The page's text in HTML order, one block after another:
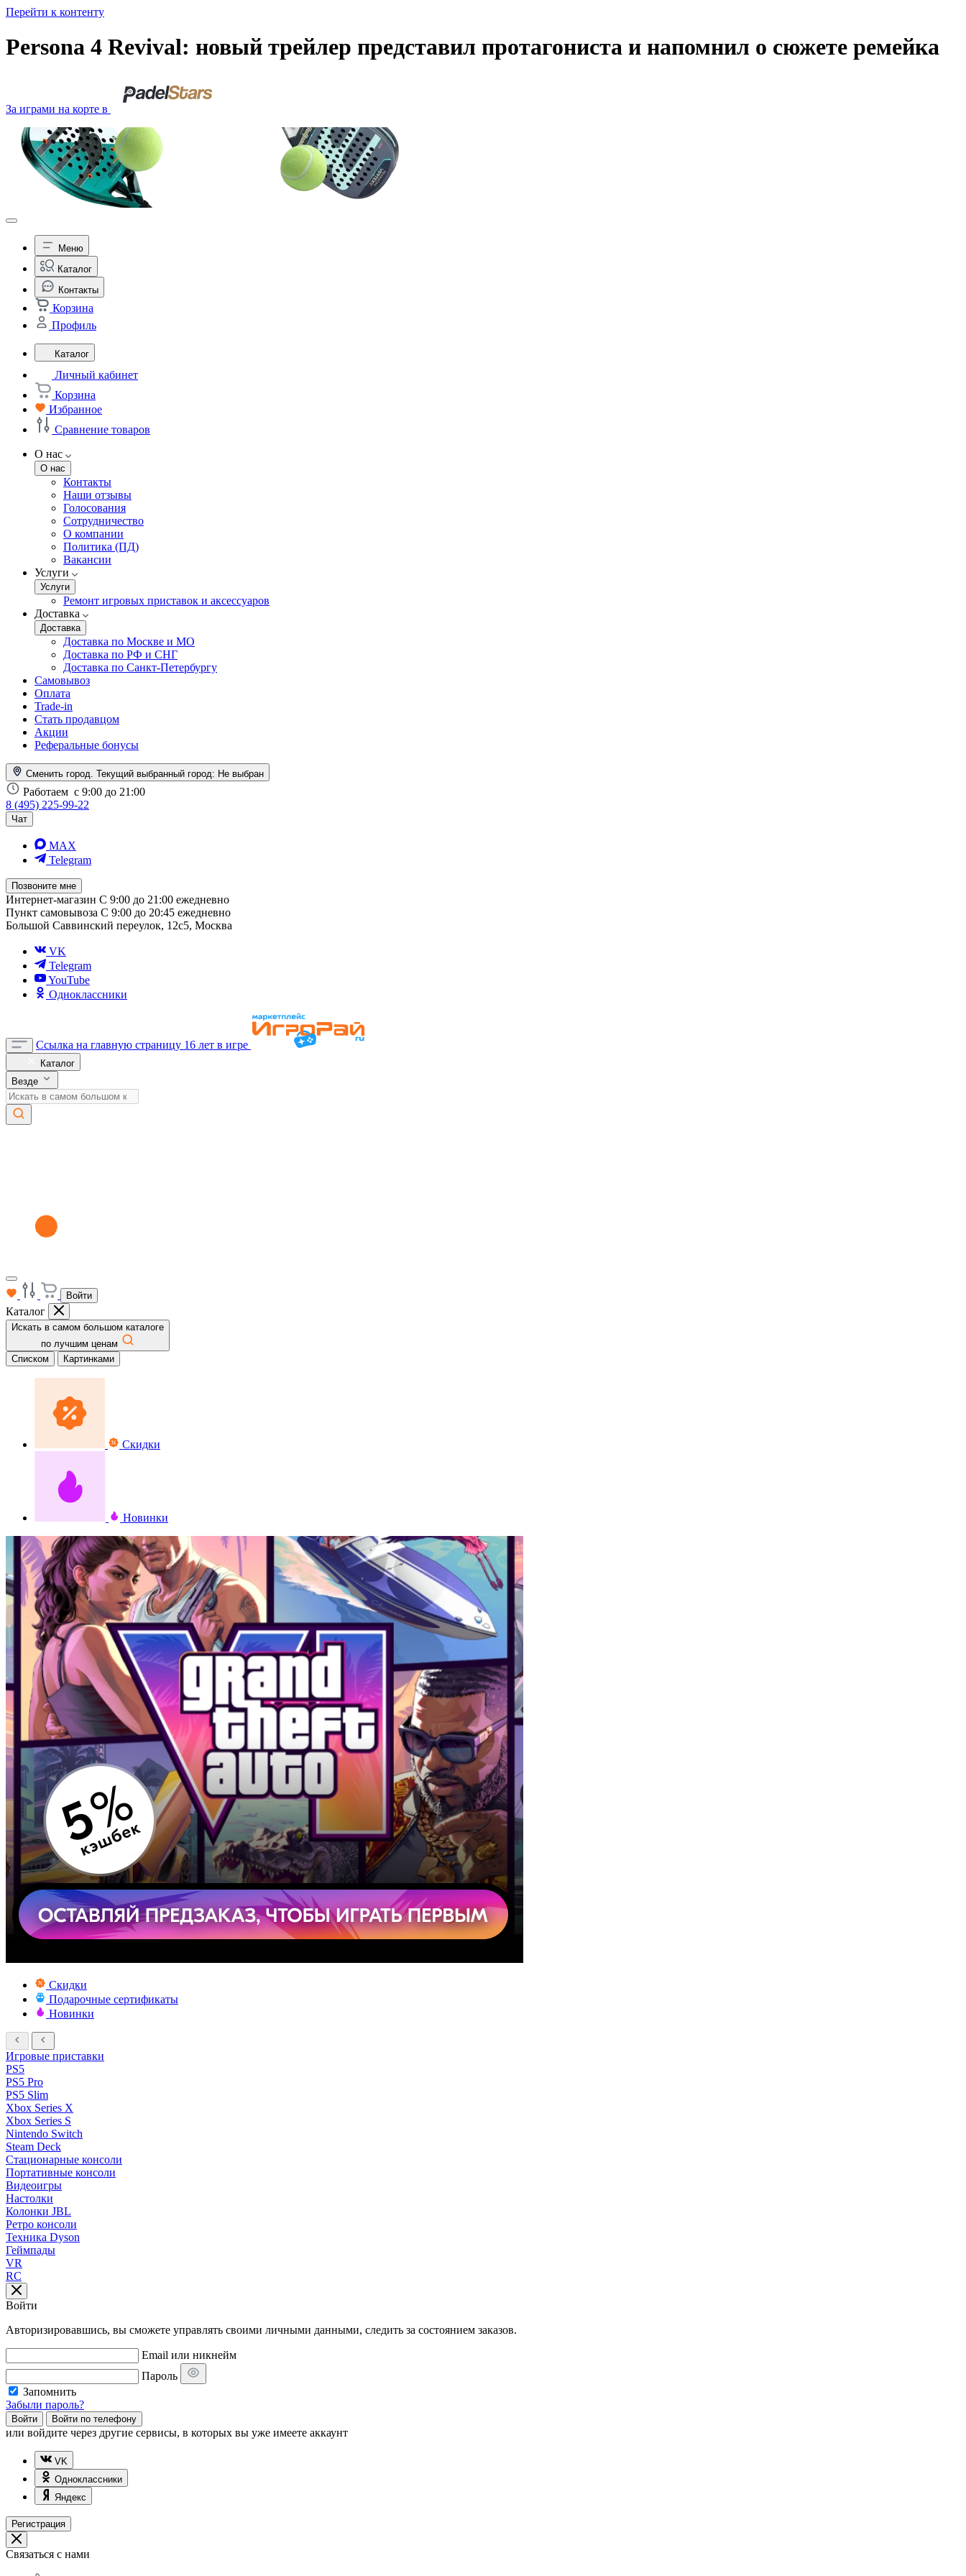
Перейти к контенту
Persona 4 Revival: новый трейлер представил протагониста и напомнил о сюжете ремейка
За играми на корте в
Меню
Каталог
Контакты
Корзина
Профиль
Каталог
Личный кабинет
Корзина
Избранное
Сравнение товаров
О нас
О нас
Контакты
Наши отзывы
Голосования
Сотрудничество
О компании
Политика (ПД)
Вакансии
Услуги
Услуги
Ремонт игровых приставок и аксессуаров
Доставка
Доставка
Доставка по Москве и МО
Доставка по РФ и СНГ
Доставка по Санкт-Петербургу
Самовывоз
Оплата
Trade-in
Стать продавцом
Акции
Реферальные бонусы
Сменить город. Текущий выбранный город: Не выбран
Работаем с 9:00 до 21:00
8 (495) 225-99-22
Чат
MAX
Telegram
Позвоните мне
Интернет-магазин С 9:00 до 21:00 ежедневно
Пункт самовывоза С 9:00 до 20:45 ежедневно
Большой Саввинский переулок, 12с5, Москва
VK
Telegram
YouTube
Одноклассники
Ссылка на главную страницу 16 лет в игре
Каталог
Везде
Войти
Каталог
Искать в самом большом каталоге
по лучшим ценам
Списком
Картинками
Скидки
Новинки
Скидки
Подарочные сертификаты
Новинки
Игровые приставки
PS5
PS5 Pro
PS5 Slim
Xbox Series X
Xbox Series S
Nintendo Switch
Steam Deck
Стационарные консоли
Портативные консоли
Видеоигры
Настолки
Колонки JBL
Ретро консоли
Техника Dyson
Геймпады
VR
RC
Войти
Авторизировавшись, вы сможете управлять своими личными данными, следить за состоянием заказов.
Email или никнейм
Пароль
Запомнить
Забыли пароль?
Войти Войти по телефону
или войдите через другие сервисы, в которых вы уже имеете аккаунт
VK
Одноклассники
Яндекс
Регистрация
Связаться с нами